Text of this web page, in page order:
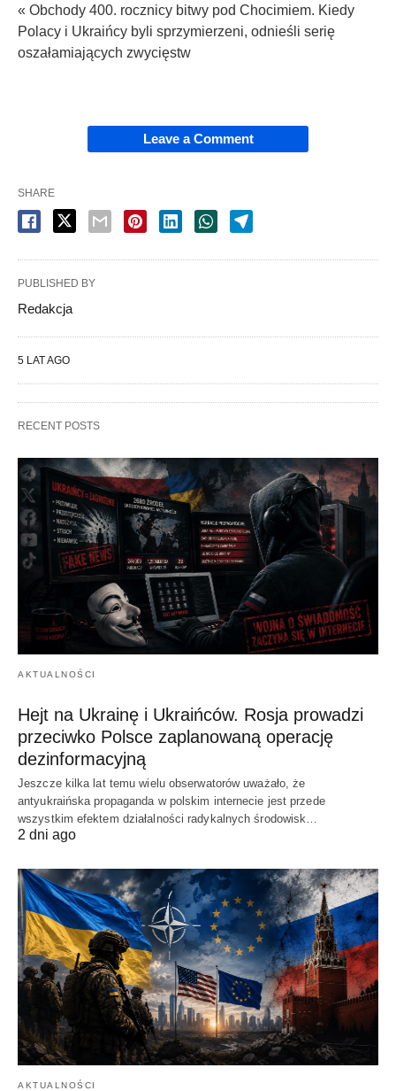
« Obchody 400. rocznicy bitwy pod Chocimiem. Kiedy
Polacy i Ukraińcy byli sprzymierzeni, odnieśli serię
oszałamiających zwycięstw
Leave a Comment
SHARE
PUBLISHED BY
Redakcja
5 LAT AGO
RECENT POSTS
AKTUALNOŚCI
Hejt na Ukrainę i Ukraińców. Rosja prowadzi
przeciwko Polsce zaplanowaną operację
dezinformacyjną
Jeszcze kilka lat temu wielu obserwatorów uważało, że
antyukraińska propaganda w polskim internecie jest przede
wszystkim efektem działalności radykalnych środowisk…
2 dni ago
AKTUALNOŚCI